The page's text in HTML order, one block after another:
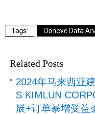
Doneve Data
Related Posts
2024年马来西亚
S KIMLUN
展+订单暴增受益